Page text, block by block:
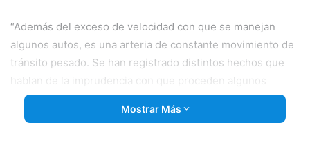
“Además del exceso de velocidad con que se manejan
algunos autos, es una arteria de constante movimiento de
tránsito pesado. Se han registrado distintos hechos que
hablan de la imprudencia con que proceden algunos
conductores”, destacaron los ediles vecinalistas.
Mostrar Más